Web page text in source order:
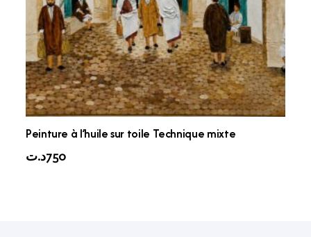
Peinture à l’huile sur toile Technique mixte
750د.ت